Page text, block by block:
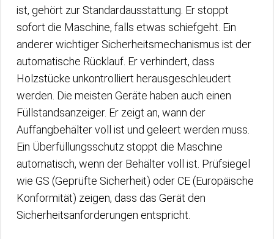
ist, gehört zur Standardausstattung. Er stoppt
sofort die Maschine, falls etwas schiefgeht. Ein
anderer wichtiger Sicherheitsmechanismus ist der
automatische Rücklauf. Er verhindert, dass
Holzstücke unkontrolliert herausgeschleudert
werden. Die meisten Geräte haben auch einen
Füllstandsanzeiger. Er zeigt an, wann der
Auffangbehälter voll ist und geleert werden muss.
Ein Überfüllungsschutz stoppt die Maschine
automatisch, wenn der Behälter voll ist. Prüfsiegel
wie GS (Geprüfte Sicherheit) oder CE (Europäische
Konformität) zeigen, dass das Gerät den
Sicherheitsanforderungen entspricht.